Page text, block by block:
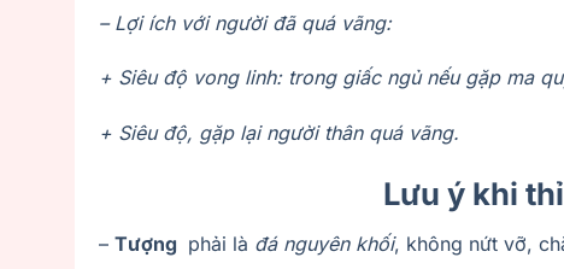
– Lợi ích với người đã quá vãng:
+ Siêu độ vong linh: trong giấc ngủ nếu gặp ma
+ Siêu độ, gặp lại người thân quá vãng.
Lưu ý khi
– Tượng phải là đá nguyên khối, không nứt vỡ,